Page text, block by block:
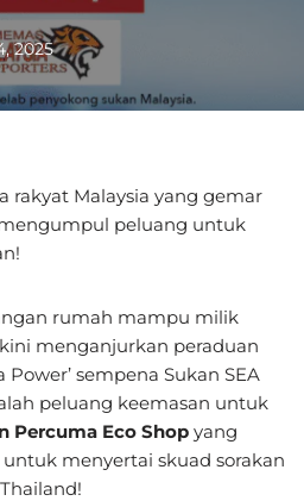
2025
rakyat Malaysia yang gemar
peluang untuk
rumah mampu milik
menganjurkan peraduan
sempena Sukan SEA
peluang keemasan untuk
Percuma Eco Shop yang
menyertai skuad sorakan